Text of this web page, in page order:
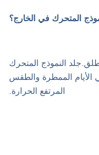
المتحرك في الخارج؟
النموذج المتحرك
الممطرة والطقس
المرتفع الحرارة.